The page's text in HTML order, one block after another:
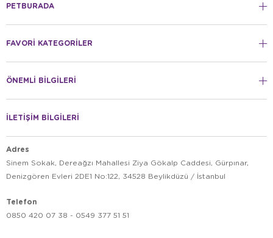
PETBURADA
FAVORİ KATEGORİLER
ÖNEMLİ BİLGİLERİ
İLETİŞİM BİLGİLERİ
Adres
Sinem Sokak, Dereağzı Mahallesi Ziya Gökalp Caddesi, Gürpınar,
Denizgören Evleri 2DE1 No:122, 34528 Beylikdüzü / İstanbul
Telefon
0850 420 07 38 - 0549 377 51 51